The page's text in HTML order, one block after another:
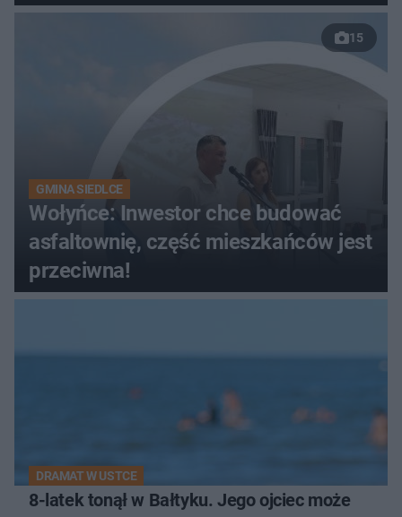
15
GMINA SIEDLCE
Wołyńce: Inwestor chce budować
asfaltownię, część mieszkańców jest
przeciwna!
DRAMAT W USTCE
8-latek tonął w Bałtyku. Jego ojciec może